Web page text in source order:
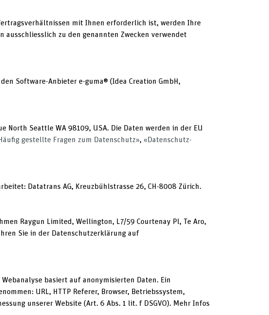
mit Ihnen erforderlich ist, werden Ihre
zu den genannten Zwecken verwendet
Software-Anbieter e-guma® (Idea Creation GmbH,
North Seattle WA 98109, USA. Die Daten werden in der EU
gestellte Fragen zum Datenschutz», «Datenschutz-
Datatrans AG, Kreuzbühlstrasse 26, CH-8008 Zürich.
Raygun Limited, Wellington, L7/59 Courtenay Pl, Te Aro,
Sie in der Datenschutzerklärung auf
basiert auf anonymisierten Daten. Ein
URL, HTTP Referer, Browser, Betriebssystem,
unserer Website (Art. 6 Abs. 1 lit. f DSGVO). Mehr Infos